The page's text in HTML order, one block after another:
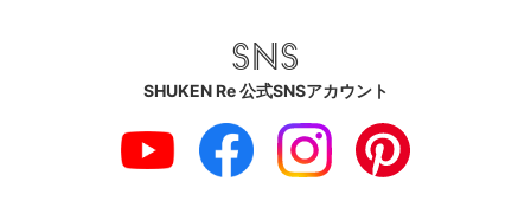
SNS
SHUKEN Re 公式SNSアカウント